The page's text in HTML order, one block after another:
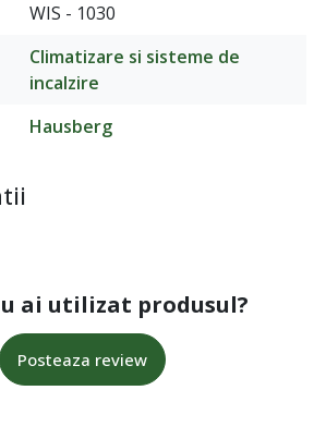
WIS - 1030
Climatizare si sisteme de
incalzire
Hausberg
ai utilizat produsul?
Posteaza review